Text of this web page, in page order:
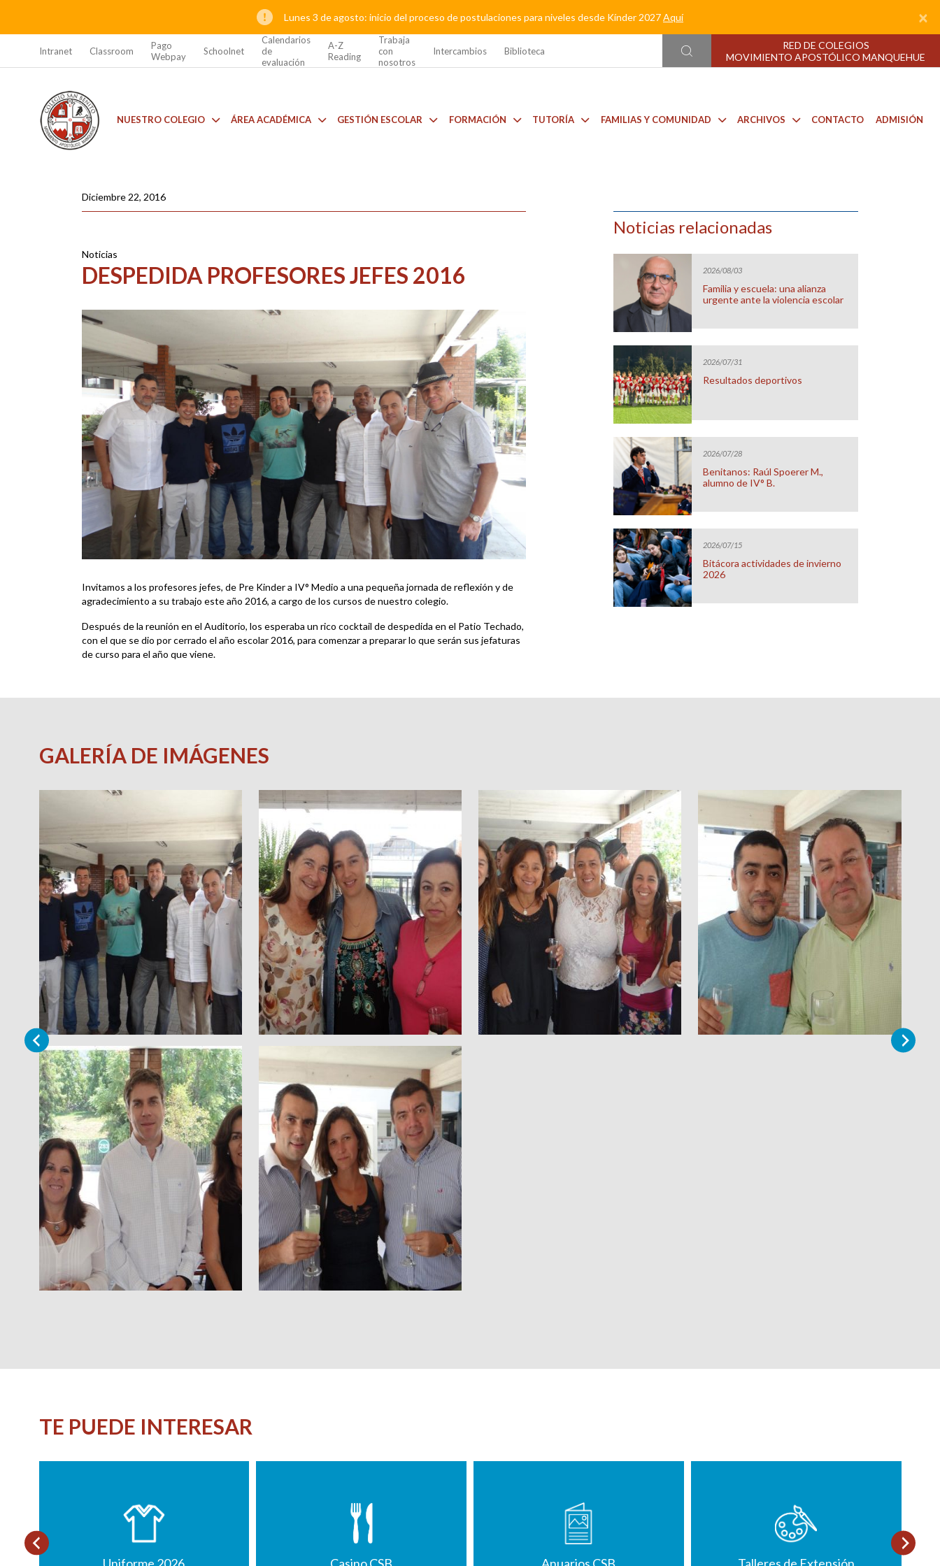
Lunes 3 de agosto: inicio del proceso de postulaciones para niveles desde Kínder 2027Aquí ×
Intranet Classroom
Pago
Webpay
Schoolnet
Calendarios
de
evaluación
A-Z
Reading
Trabaja
con
nosotros
Intercambios Biblioteca
RED DE COLEGIOS
MOVIMIENTO APOSTÓLICO MANQUEHUE
NUESTRO COLEGIO ÁREA ACADÉMICA GESTIÓN ESCOLAR FORMACIÓN TUTORÍA FAMILIAS Y COMUNIDAD ARCHIVOS CONTACTO ADMISIÓN
Diciembre 22, 2016
Noticias
DESPEDIDA PROFESORES JEFES 2016
Invitamos a los profesores jefes, de Pre Kinder a IV° Medio a una pequeña jornada de reflexión y de
agradecimiento a su trabajo este año 2016, a cargo de los cursos de nuestro colegio.
Después de la reunión en el Auditorio, los esperaba un rico cocktail de despedida en el Patio Techado,
con el que se dio por cerrado el año escolar 2016, para comenzar a preparar lo que serán sus jefaturas
de curso para el año que viene.
Noticias relacionadas
2026/08/03
Familia y escuela: una alianza
urgente ante la violencia escolar
2026/07/31
Resultados deportivos
2026/07/28
Benitanos: Raúl Spoerer M.,
alumno de IV° B.
2026/07/15
Bitácora actividades de invierno
2026
GALERÍA DE IMÁGENES
TE PUEDE INTERESAR